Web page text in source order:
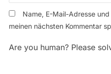
Name, E-Mail-Adresse
meinen nächsten Kommentar
Are you human? Please